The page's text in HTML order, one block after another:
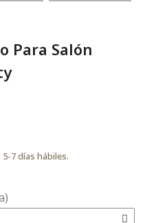
Para Salón
7 días hábiles.